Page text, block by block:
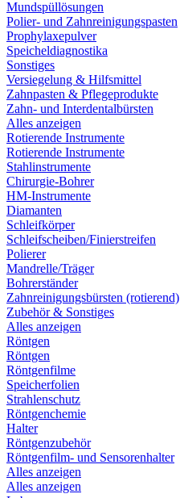
Mundspüllösungen
Polier- und Zahnreinigungspasten
Prophylaxepulver
Speicheldiagnostika
Sonstiges
Versiegelung & Hilfsmittel
Zahnpasten & Pflegeprodukte
Zahn- und Interdentalbürsten
Alles anzeigen
Rotierende Instrumente
Rotierende Instrumente
Stahlinstrumente
Chirurgie-Bohrer
HM-Instrumente
Diamanten
Schleifkörper
Schleifscheiben/Finierstreifen
Polierer
Mandrelle/Träger
Bohrerständer
Zahnreinigungsbürsten (rotierend)
Zubehör & Sonstiges
Alles anzeigen
Röntgen
Röntgen
Röntgenfilme
Speicherfolien
Strahlenschutz
Röntgenchemie
Halter
Röntgenzubehör
Röntgenfilm- und Sensorenhalter
Alles anzeigen
Alles anzeigen